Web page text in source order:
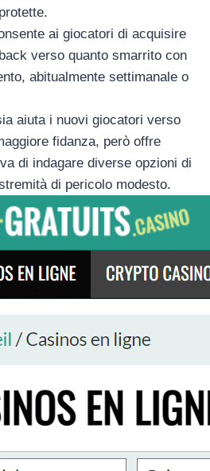
ai giocatori di acquisire
verso quanto smarrito con
abitualmente settimanale o
aiuta i nuovi giocatori verso
fidanza, però offre
di indagare diverse opzioni di
di pericolo modesto.